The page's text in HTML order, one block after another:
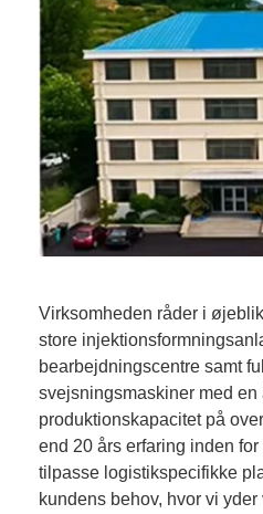
Virksomheden råder i
store
bearbejdningscentre samt
svejsningsmaskiner med en
produktionskapacitet på
end 20 års erfaring inden
tilpasse logistikspecifikke
kundens behov, hvor vi